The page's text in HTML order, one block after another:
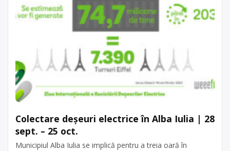
Colectare deșeuri electrice în Alba Iulia | 28
sept. – 25 oct.
Municipiul Alba Iulia se implică pentru a treia oară în